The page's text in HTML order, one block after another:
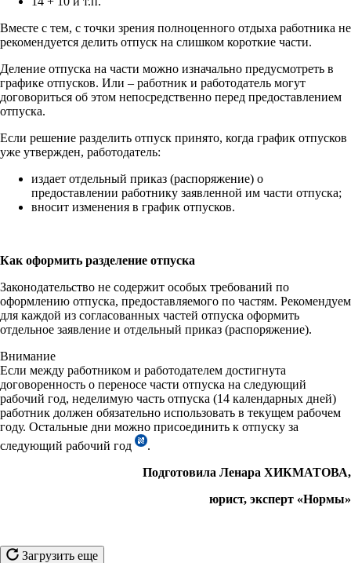
Вместе с тем, с точки зрения полноценного отдыха работника не
рекомендуется делить отпуск на слишком короткие части.
Деление отпуска на части можно изначально предусмотреть в
графике отпусков. Или – работник и работодатель могут
договориться об этом непосредственно перед предоставлением
отпуска.
Если решение разделить отпуск принято, когда график отпусков
уже утвержден, работодатель:
издает отдельный приказ (распоряжение) о
предоставлении работнику заявленной им части отпуска;
вносит изменения в график отпусков.
Как оформить разделение отпуска
Законодательство не содержит особых требований по
оформлению отпуска, предоставляемого по частям. Рекомендуем
для каждой из согласованных частей отпуска оформить
отдельное заявление и отдельный приказ (распоряжение).
Внимание
Если между работником и работодателем достигнута
договоренность о переносе части отпуска на следующий
рабочий год, неделимую часть отпуска (14 календарных дней)
работник должен обязательно использовать в текущем рабочем
году. Остальные дни можно присоединить к отпуску за
следующий рабочий год
.
Подготовила Ленара ХИКМАТОВА,
юрист, эксперт «Нормы»
Загрузить еще